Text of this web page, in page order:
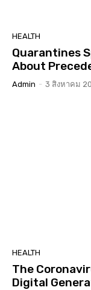
HEALTH
Quarantines
About
Admin - 3 สิงหาคม
HEALTH
The
Digital